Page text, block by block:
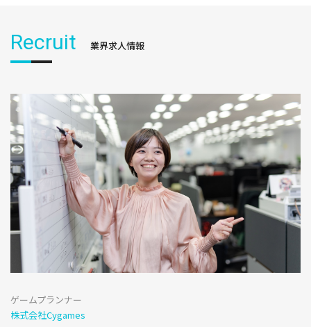
Recruit 業界求人情報
ゲームプランナー
株式会社Cygames